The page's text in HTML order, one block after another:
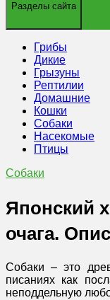
Разделы сайта
Грибы
Дикие
Грызуны
Рептилии
Домашние
Кошки
Собаки
Насекомые
Птицы
Собаки
Японский
очага.
Собаки – это
писаниях как
неподдельную